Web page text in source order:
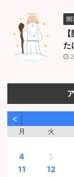
開
た
<
月 火
4
5
11
12